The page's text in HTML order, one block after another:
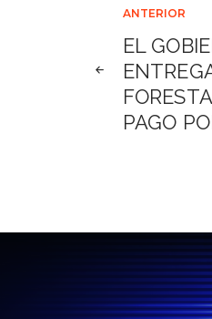
de
ANTERIOR
EL
PAGO